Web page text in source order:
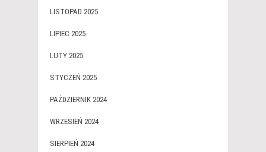
LISTOPAD 2025
LIPIEC 2025
LUTY 2025
STYCZEŃ 2025
PAŹDZIERNIK 2024
WRZESIEŃ 2024
SIERPIEŃ 2024